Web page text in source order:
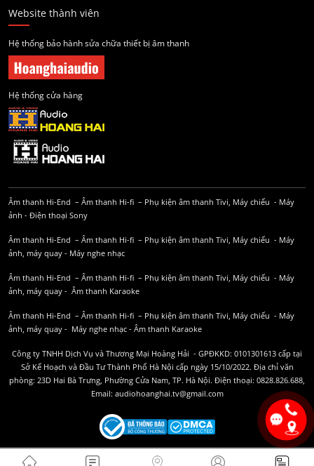
Website thành viên
Hệ thống bảo hành sửa chữa thiết bị âm thanh
Hệ thống cửa hàng
Âm thanh Hi-End – Âm thanh Hi-fi – Phụ kiện âm thanh Tivi, Máy chiếu - Máy
ảnh - Điện thoại Sony
Âm thanh Hi-End – Âm thanh Hi-fi – Phụ kiện âm thanh Tivi, Máy chiếu - Máy
ảnh, máy quay - Máy nghe nhạc
Âm thanh Hi-End – Âm thanh Hi-fi – Phụ kiện âm thanh Tivi, Máy chiếu - Máy
ảnh, máy quay - Âm thanh Karaoke
Âm thanh Hi-End – Âm thanh Hi-fi – Phụ kiện âm thanh Tivi, Máy chiếu - Máy
ảnh, máy quay - Máy nghe nhạc - Âm thanh Karaoke
Công ty TNHH Dịch Vụ và Thương Mại Hoàng Hải - GPĐKKD: 0101301613 cấp tại
Sở Kế Hoạch và Đầu Tư Thành Phố Hà Nội cấp ngày 15/10/2022. Địa chỉ văn
phòng: 23D Hai Bà Trưng, Phường Cửa Nam, TP. Hà Nội. Điện thoại: 0828.826.688,
Email: audiohoanghai.tv@gmail.com